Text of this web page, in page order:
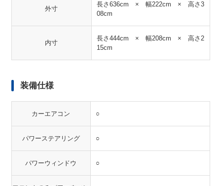
外寸
長さ636cm × 幅222cm × 高さ3
08cm
内寸
長さ444cm × 幅208cm × 高さ2
15cm
装備仕様
カーエアコン ○
パワーステアリング ○
パワーウィンドウ ○